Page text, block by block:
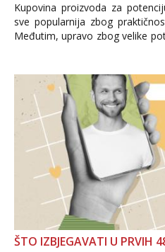
Kupovina proizvoda za
sve popularnija zbog
Međutim, upravo zbog velike
i brojni krivotvoreni
ŠTO IZBJEGAVATI U PRVIH